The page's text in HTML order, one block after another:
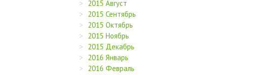
2015 Август
2015 Сентябрь
2015 Октябрь
2015 Ноябрь
2015 Декабрь
2016 Январь
2016 Февраль